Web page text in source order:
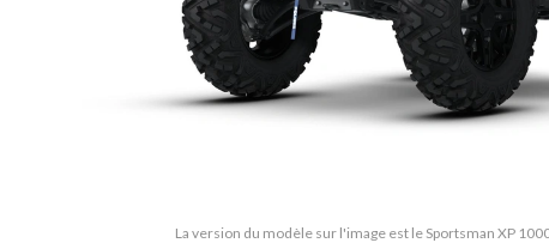
La version du modèle sur l'image est le Sportsman XP